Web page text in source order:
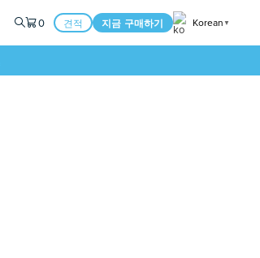
0 견적 지금 구매하기 Korean ▼